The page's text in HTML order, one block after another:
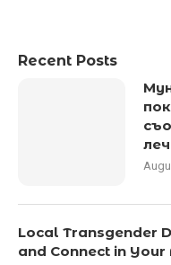
Recent Posts
Local Transgender
and Connect in Your